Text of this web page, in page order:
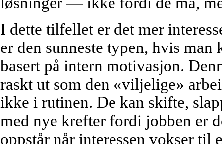
I dette tilfellet er det mer
er den sunneste typen, hvis man
basert på intern motivasjon.
raskt ut som den «viljelige»
ikke i rutinen. De kan skifte,
med nye krefter fordi jobben er
oppstår når interessen vokser til